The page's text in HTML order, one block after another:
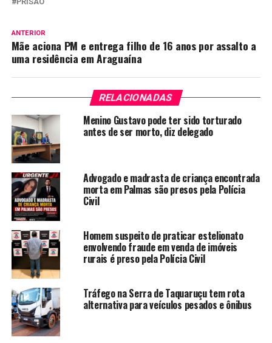
ANTERIOR
Mãe aciona PM e entrega filho de 16 anos por assalto a
uma residência em Araguaína
RELACIONADAS
Menino Gustavo pode ter sido torturado
antes de ser morto, diz delegado
Advogado e madrasta de criança encontrada
morta em Palmas são presos pela Polícia
Civil
Homem suspeito de praticar estelionato
envolvendo fraude em venda de imóveis
rurais é preso pela Polícia Civil
Tráfego na Serra de Taquaruçu tem rota
alternativa para veículos pesados e ônibus